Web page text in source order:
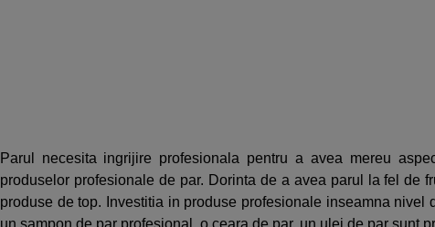
Parul necesita ingrijire profesionala pentru a avea mereu
produselor profesionale de par. Dorinta de a avea parul la fel de
produse de top. Investitia in produse profesionale inseamna